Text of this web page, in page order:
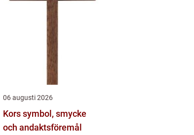
06 augusti 2026
Kors symbol, smycke
och andaktsföremål